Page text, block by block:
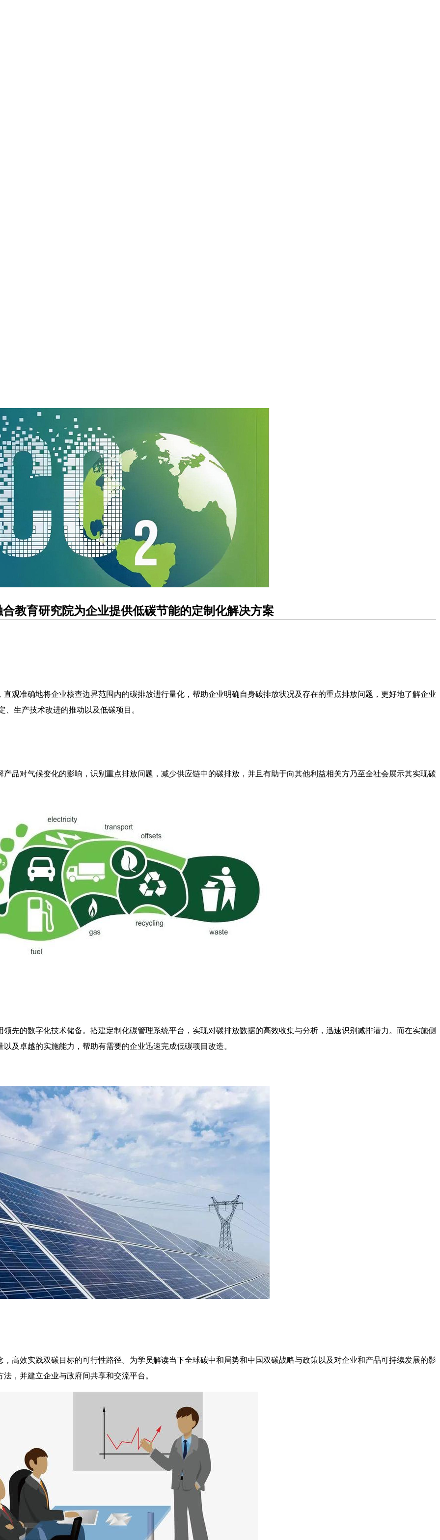
教育研究院为企业提供低碳节能的定制化解决方案
观准确地将企业核查边界范围内的碳排放进行量化，帮助企业明确自身碳排放状况及存在的重点排放问题，更好地了解企业
生产技术改进的推动以及低碳项目。
品对气候变化的影响，识别重点排放问题，减少供应链中的碳排放，并且有助于向其他利益相关方乃至全社会展示其实现碳
先的数字化技术储备。搭建定制化碳管理系统平台，实现对碳排放数据的高效收集与分析，迅速识别减排潜力。而在实施侧
及卓越的实施能力，帮助有需要的企业迅速完成低碳项目改造。
高效实践双碳目标的可行性路径。为学员解读当下全球碳中和局势和中国双碳战略与政策以及对企业和产品可持续发展的影
，并建立企业与政府间共享和交流平台。